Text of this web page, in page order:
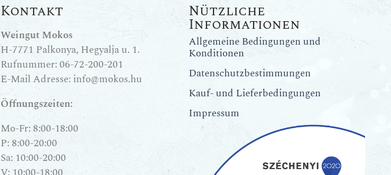
Kontakt
Weingut Mokos
H-7771 Palkonya, Hegyalja u. 1.
Rufnummer:06-72-200-201
E-Mail Adresse: info@mokos.hu
Öffnungszeiten:
Mo-Fr: 8:00-18:00
P: 8:00-20:00
Sa: 10:00-20:00
Nützliche
Informationen
Allgemeine Bedingungen und
Konditionen
Datenschutzbestimmungen
Kauf- und Lieferbedingungen
Impressum